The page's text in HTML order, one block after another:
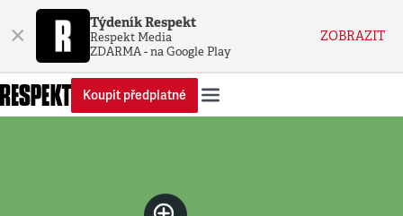
× Týdeník Respekt
Respekt Media
ZDARMA - na Google Play
ZOBRAZIT
Koupit předplatné